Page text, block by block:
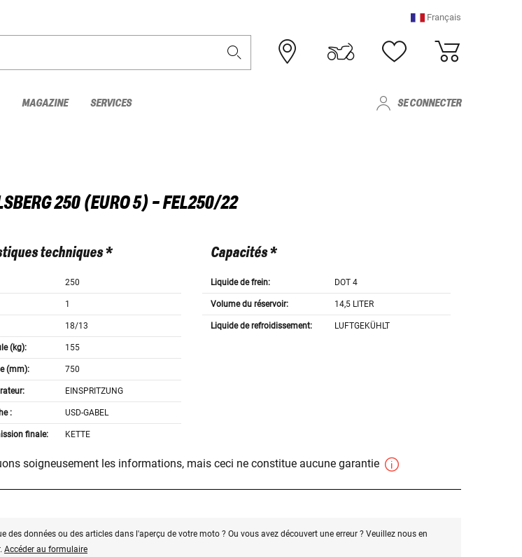
Français
MAGAZINE SERVICES SE CONNECTER
250 (EURO 5) - FEL250/22
techniques *
250
1
18/13
(kg): 155
(mm): 750
EINSPRITZUNG
: USD-GABEL
finale: KETTE
Capacités *
Liquide de frein: DOT 4
Volume du réservoir: 14,5 LITER
Liquide de refroidissement: LUFTGEKÜHLT
soigneusement les informations, mais ceci ne constitue aucune garantie
des données ou des articles dans l'aperçu de votre moto ? Ou vous avez découvert une erreur ? Veuillez nous en
Accéder au formulaire